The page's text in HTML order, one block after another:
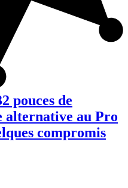
pouces de
alternative au Pro
compromis